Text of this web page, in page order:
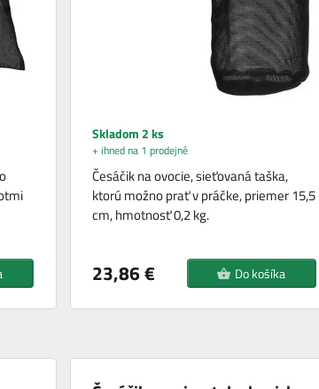
Skladom 2 ks
+ ihned na 1 prodejně
Česáčik na ovocie, sieťovaná taška,
ktorú možno prať v práčke, priemer 15,5
cm, hmotnosť 0,2 kg.
23,86 € Do košíka